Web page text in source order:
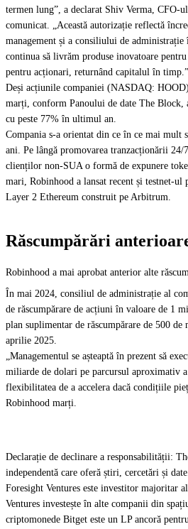
termen lung”, a declarat Shiv Verma, CFO-
comunicat. „Această autorizație reflectă
management și a consiliului de administrație
continua să livrăm produse inovatoare
pentru acționari, returnând capitalul în timp.”
Deși acțiunile companiei (NASDAQ:
marți, conform Panoului de date The Block,
cu peste 77% în ultimul an.
Compania s-a orientat din ce în ce mai mult
ani. Pe lângă promovarea tranzacționării
clienților non-SUA o formă de expunere
mari, Robinhood a lansat recent și testnet-ul
Layer 2 Ethereum construit pe Arbitrum.
Răscumpărări
Robinhood a mai aprobat anterior alte
În mai 2024, consiliul de administrație al
de răscumpărare de acțiuni în valoare de 1
plan suplimentar de răscumpărare de 500
aprilie 2025.
„Managementul se așteaptă în prezent să
miliarde de dolari pe parcursul aproximativ
flexibilitatea de a accelera dacă condițiile
Robinhood marți.
Declarație de declinare a responsabilității:
independentă care oferă știri, cercetări și
Foresight Ventures este investitor majoritar
Ventures investește în alte companii din
criptomonede Bitget este un LP ancoră